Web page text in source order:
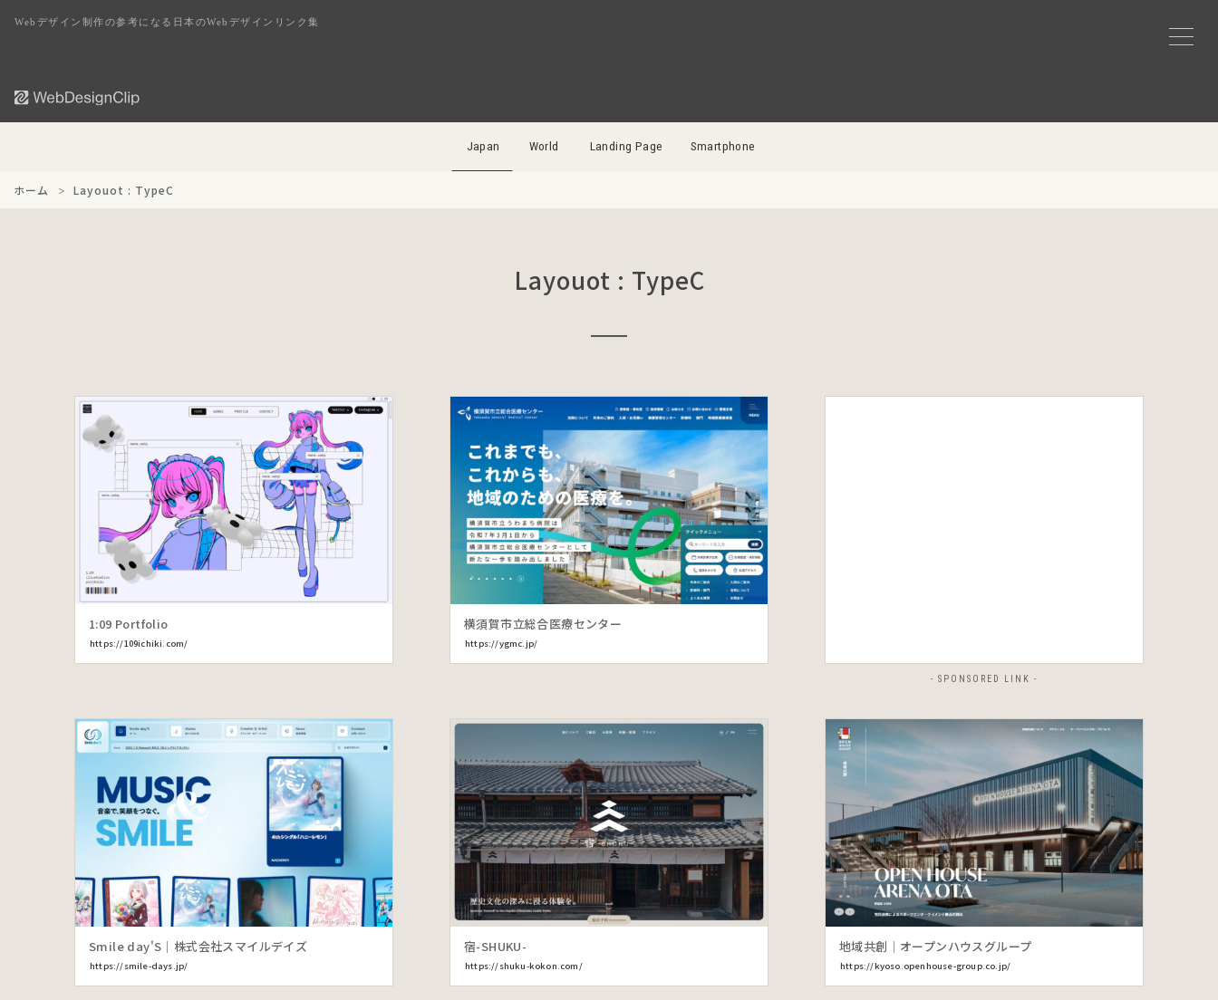
Webデザイン制作の参考になる日本のWebデザインリンク集
Japan World Landing Page Smartphone
ホーム Layouot : TypeC
Layouot : TypeC
1:09 Portfolio
https://109ichiki.com/
横須賀市立総合医療センター
https://ygmc.jp/
- SPONSORED LINK -
Smile day'S｜株式会社スマイルデイズ
https://smile-days.jp/
宿-SHUKU-
https://shuku-kokon.com/
地域共創｜オープンハウスグループ
https://kyoso.openhouse-group.co.jp/